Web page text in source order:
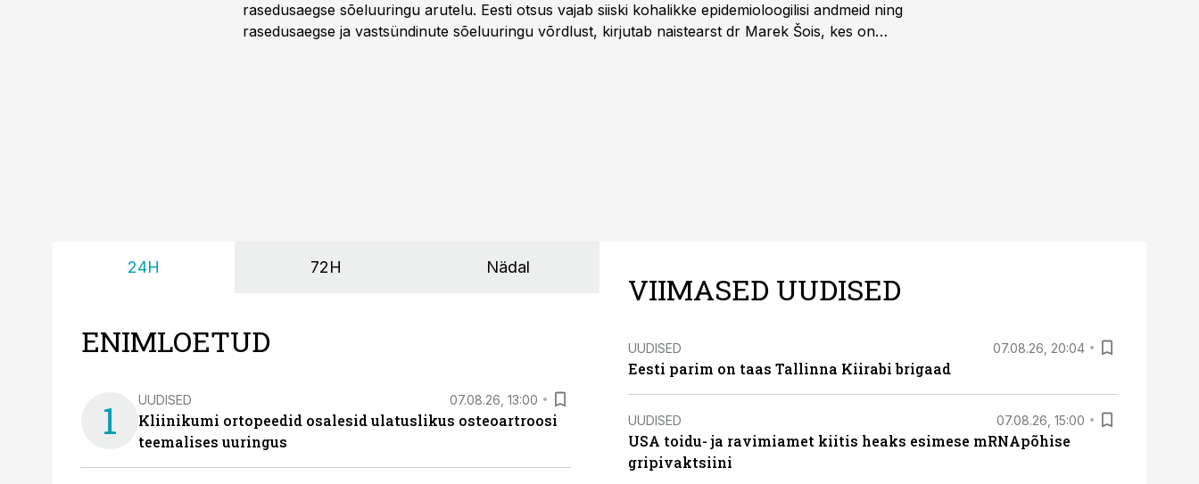
rasedusaegse sõeluuringu arutelu. Eesti otsus vajab siiski kohalikke epidemioloogilisi andmeid ning
rasedusaegse ja vastsündinute sõeluuringu võrdlust, kirjutab naistearst dr Marek Šois, kes on
24H 72H Nädal
ENIMLOETUD
1 UUDISED 07.08.26, 13:00
Kliinikumi ortopeedid osalesid ulatuslikus osteoartroosi
teemalises uuringus
VIIMASED UUDISED
UUDISED 07.08.26, 20:04
Eesti parim on taas Tallinna Kiirabi brigaad
UUDISED 07.08.26, 15:00
USA toidu- ja ravimiamet kiitis heaks esimese mRNApõhise
gripivaktsiini